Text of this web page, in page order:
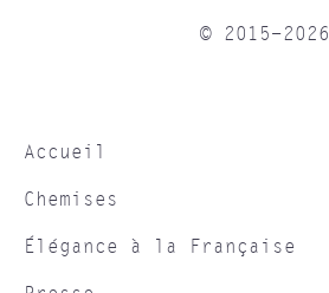
© 2015-2026
Accueil
Chemises
Élégance à la Française